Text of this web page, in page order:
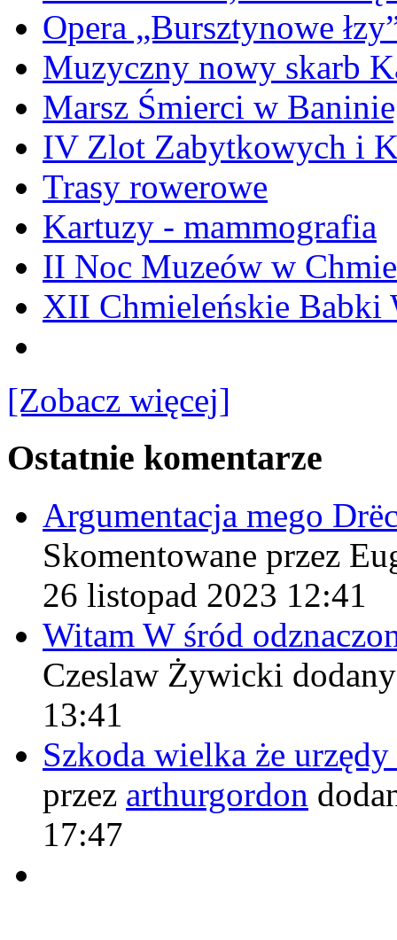
Opera „Bursztynowe
Muzyczny nowy skarb
Marsz Śmierci w
IV Zlot Zabytkowych i
Trasy rowerowe
Kartuzy - mammografia
II Noc Muzeów w
XII Chmieleńskie Babki
[Zobacz więcej]
Ostatnie komentarze
Argumentacja mego
Skomentowane przez
26 listopad 2023 12:41
Witam W śród
Czeslaw Żywicki
13:41
Szkoda wielka że
przez arthurgordon
17:47